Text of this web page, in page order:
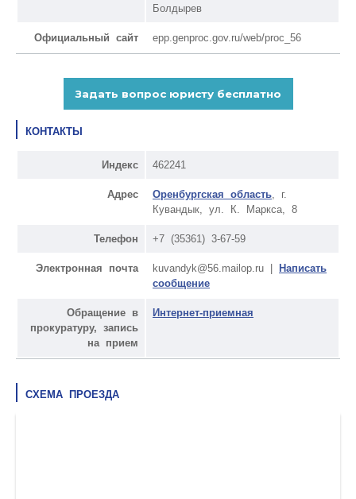
Болдырев
Официальный сайт epp.genproc.gov.ru/web/proc_56
КОНТАКТЫ
Индекс 462241
Адрес Оренбургская область , г.
Кувандык, ул. К. Маркса, 8
Телефон +7 (35361) 3-67-59
Электронная почта kuvandyk@56.mailop.ru |
Написать
сообщение
Обращение в
прокуратуру, запись
на прием
Интернет-приемная
СХЕМА ПРОЕЗДА